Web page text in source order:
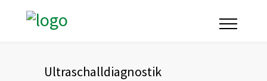
Ultraschalldiagnostik